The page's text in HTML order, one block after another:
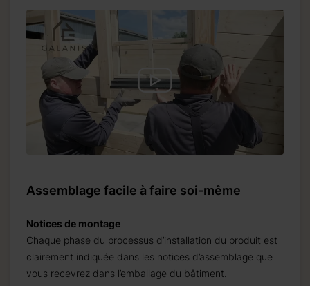
Assemblage facile à faire soi-même
Notices de montage
Chaque phase du processus d’installation du produit est
clairement indiquée dans les notices d’assemblage que
vous recevrez dans l’emballage du bâtiment.